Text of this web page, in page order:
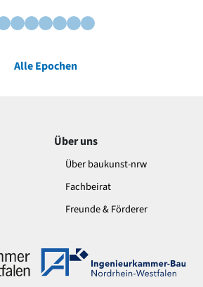
Alle Epochen
Über uns
Über baukunst-nrw
Fachbeirat
Freunde & Förderer